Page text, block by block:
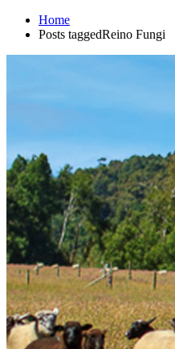
Home
Posts taggedReino Fungi